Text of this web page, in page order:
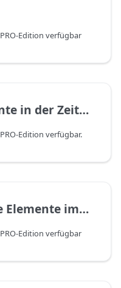
Edition verfügbar
der Zeitachse
Edition verfügbar.
Timeline-Bereich
Edition verfügbar